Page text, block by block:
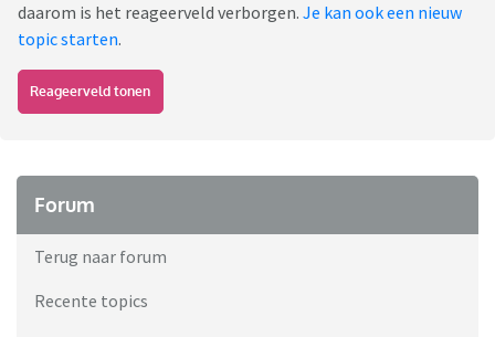
daarom is het reageerveld verborgen. Je kan ook een nieuw
topic starten.
Reageerveld tonen
Forum
Terug naar forum
Recente topics